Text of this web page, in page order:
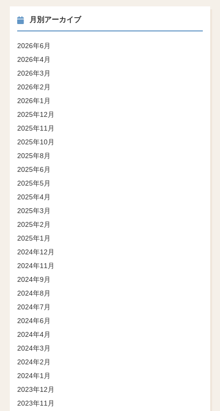
月別アーカイブ
2026年6月
2026年4月
2026年3月
2026年2月
2026年1月
2025年12月
2025年11月
2025年10月
2025年8月
2025年6月
2025年5月
2025年4月
2025年3月
2025年2月
2025年1月
2024年12月
2024年11月
2024年9月
2024年8月
2024年7月
2024年6月
2024年4月
2024年3月
2024年2月
2024年1月
2023年12月
2023年11月